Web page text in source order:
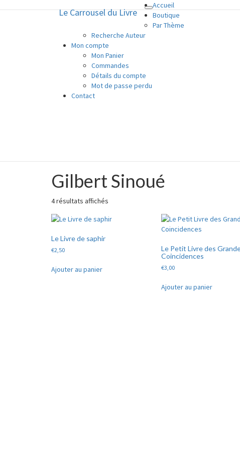
Toggle
navigation
Le Carrousel du Livre
Accueil
Boutique
Par Thème
Recherche Auteur
Mon compte
Mon Panier
Commandes
Détails du compte
Mot de passe perdu
Contact
Le Carrousel du Livre
La bouquinerie consiste à vendre
Gilbert
Sinoué
Gilbert Sinoué
4 résultats affichés
plus
Le Livre de saphir
€2,50
Ajouter au panier
Le Petit Livre des
Coincidences
€3,00
Ajouter au panier